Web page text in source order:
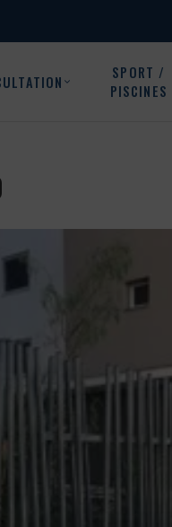
SPORT /
PISCINES